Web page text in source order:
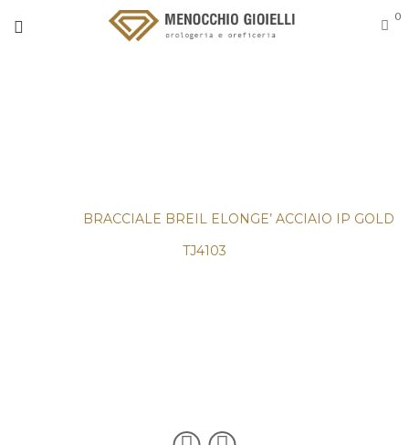
0
BRACCIALE BREIL ELONGE’ ACCIAIO IP GOLD
TJ4103